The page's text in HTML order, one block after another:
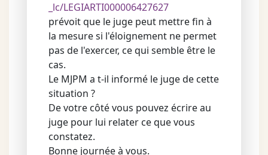
_lc/LEGIARTI000006427627
prévoit que le juge peut mettre fin à
la mesure si l'éloignement ne permet
pas de l'exercer, ce qui semble être le
cas.
Le MJPM a t-il informé le juge de cette
situation ?
De votre côté vous pouvez écrire au
juge pour lui relater ce que vous
constatez.
Bonne journée à vous.